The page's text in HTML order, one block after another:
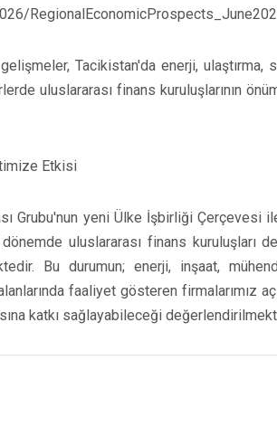
Tacikistan'da enerji,
uluslararası finans kuruluşlarının
Etkisi
Grubu'nun yeni Ülke İşbirliği Çerçevesi
uluslararası finans kuruluşları
Bu durumun; enerji, inşaat,
faaliyet gösteren firmalarımız
katkı sağlayabileceği